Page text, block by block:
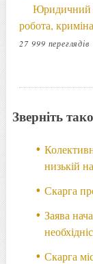
Юридичний
робота,
27 999 переглядів
Зверніть
низькій
Скарга
Заява
Скарга